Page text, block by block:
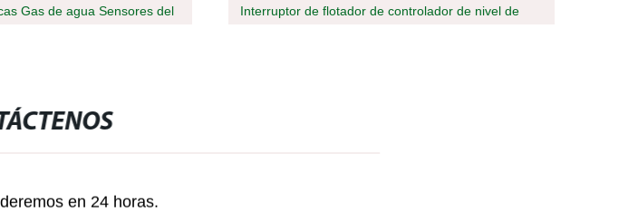
Gas de agua Sensores del
Interruptor de flotador de controlador de nivel de
en 24 horas.